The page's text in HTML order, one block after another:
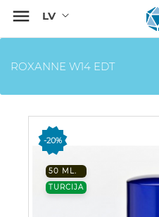

ROXANNE W14 EDT
-20%
50 ML.
TURCIJA